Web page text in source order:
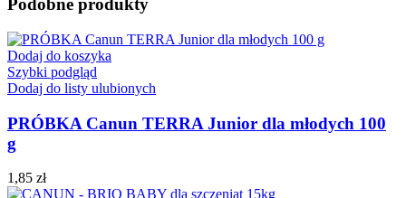
Podobne produkty
Dodaj do koszyka
Szybki podgląd
Dodaj do listy ulubionych
PRÓBKA Canun TERRA Junior dla młodych 100
g
1,85 zł